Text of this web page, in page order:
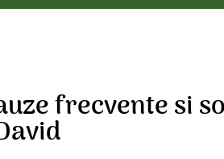
frecvente si